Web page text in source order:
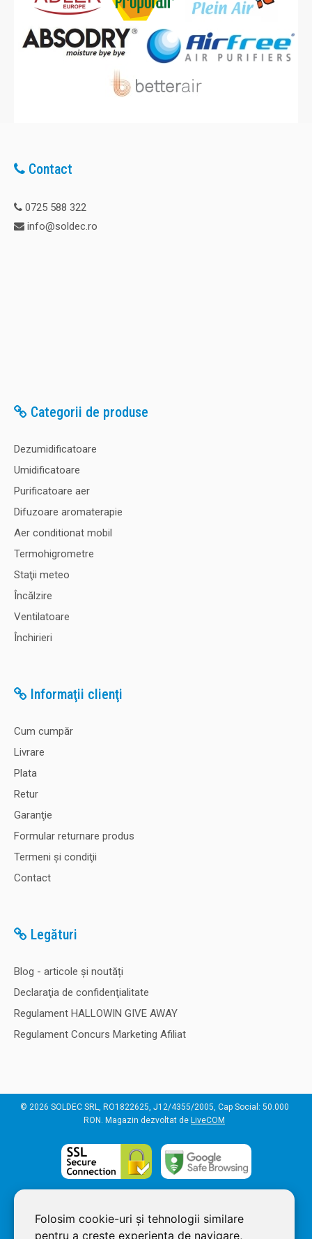
Folosim cookie-uri și tehnologii similare
pentru a crește experiența de navigare,
Contact
0725 588 322
info@soldec.ro
Categorii de produse
Dezumidificatoare
Umidificatoare
Purificatoare aer
Difuzoare aromaterapie
Aer conditionat mobil
Termohigrometre
Staţii meteo
Încălzire
Ventilatoare
Închirieri
Informaţii clienţi
Cum cumpăr
Livrare
Plata
Retur
Garanţie
Formular returnare produs
Termeni şi condiţii
Contact
Legături
Blog - articole și noutăți
Declaraţia de confidenţialitate
Regulament HALLOWIN GIVE AWAY
Regulament Concurs Marketing Afiliat
© 2026 SOLDEC SRL, RO1822625, J12/4355/2005, Cap Social: 50.000
RON. Magazin dezvoltat de LiveCOM